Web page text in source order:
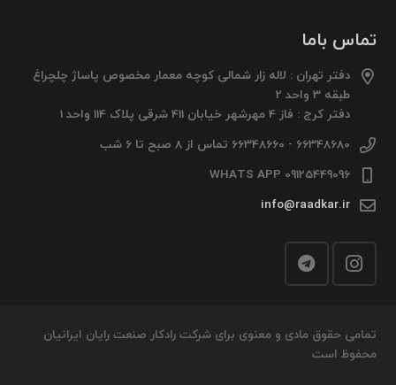
تماس باما
دفتر تهران : لاله زار شمالی کوچه معمار مخصوص پاساژ چلچراغ
طبقه 3 واحد 2
دفتر کرج : فاز 4 مهرشهر خیابان 411 شرقی پلاک 114 واحد 1
66348680 - 66348660 تماس از 8 صبح تا 6 شب
09125449096 WHATS APP
info@raadkar.ir
تمامی حقوق مادی و معنوی برای شرکت رادکار صنعت رایان ایرانیان
محفوظ است